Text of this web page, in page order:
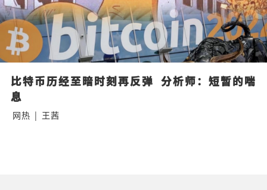
比特币历经至暗时刻再反弹  分析师：短暂的喘
息
网热 | 王茜